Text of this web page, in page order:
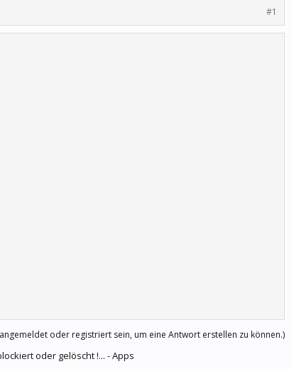
#1
oder registriert sein, um eine Antwort erstellen zu können.)
oder gelöscht !... - Apps